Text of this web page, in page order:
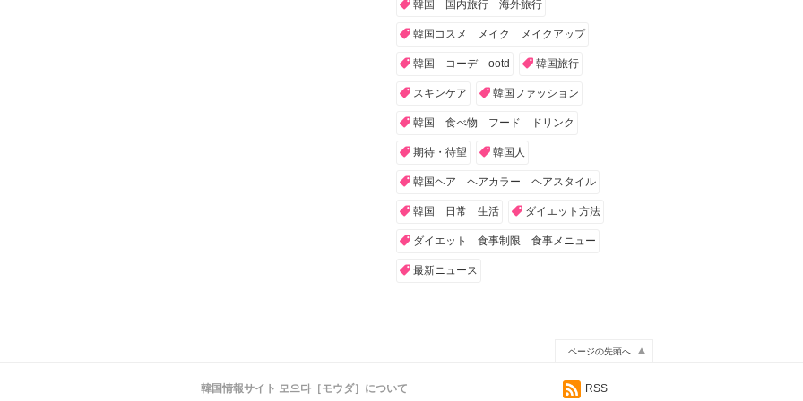
韓国 国内旅行 海外旅行
韓国コスメ メイク メイクアップ
韓国 コーデ ootd 韓国旅行
スキンケア 韓国ファッション
韓国 食べ物 フード ドリンク
期待・待望 韓国人
韓国ヘア ヘアカラー ヘアスタイル
韓国 日常 生活 ダイエット方法
ダイエット 食事制限 食事メニュー
最新ニュース
ページの先頭へ
韓国情報サイト 모으다［モウダ］について RSS